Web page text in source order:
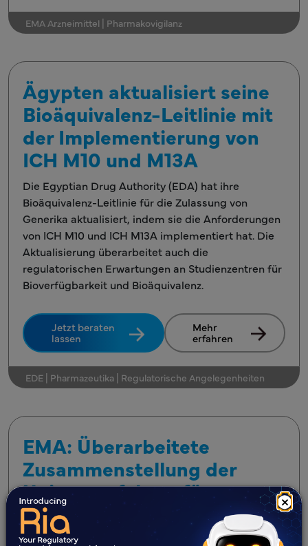
×
EMA Arzneimittel | Pharmakovigilanz
Ägypten aktualisiert seine
Bioäquivalenz-Leitlinie mit
der Implementierung von
ICH M10 und M13A
Die Egyptian Drug Authority (EDA) hat ihre
Bioäquivalenz-Leitlinie für die Zulassung von
Generika aktualisiert, indem sie die Anforderungen
von ICH M10 und ICH M13A implementiert hat. Die
Aktualisierung überarbeitet auch die
regulatorischen Erwartungen an Studienzentren für
Bioverfügbarkeit und Bioäquivalenz.
Jetzt beraten
lassen
Mehr
erfahren
EDE | Pharmazeutika | Regulatorische Angelegenheiten
EMA: Überarbeitete
Zusammenstellung der
Unionsverfahren für
GMP-/GDP-Inspektionen –
Stand: Juni 2026